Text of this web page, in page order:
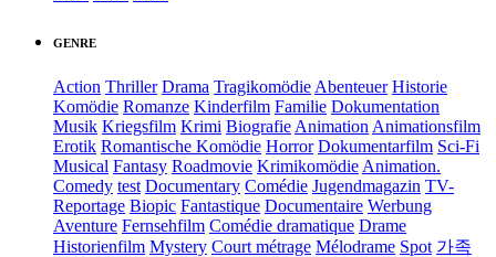
GENRE
Action Thriller Drama Tragikomödie Abenteuer Historie
Komödie Romanze Kinderfilm Familie Dokumentation
Musik Kriegsfilm Krimi Biografie Animation Animationsfilm
Erotik Romantische Komödie Horror Dokumentarfilm Sci-Fi
Musical Fantasy Roadmovie Krimikomödie Animation.
Comedy test Documentary Comédie Jugendmagazin TV-
Reportage Biopic Fantastique Documentaire Werbung
Aventure Fernsehfilm Comédie dramatique Drame
Historienfilm Mystery Court métrage Mélodrame Spot 가족